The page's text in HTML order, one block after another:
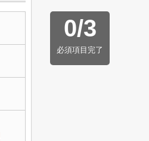
0/3
必須項目完了